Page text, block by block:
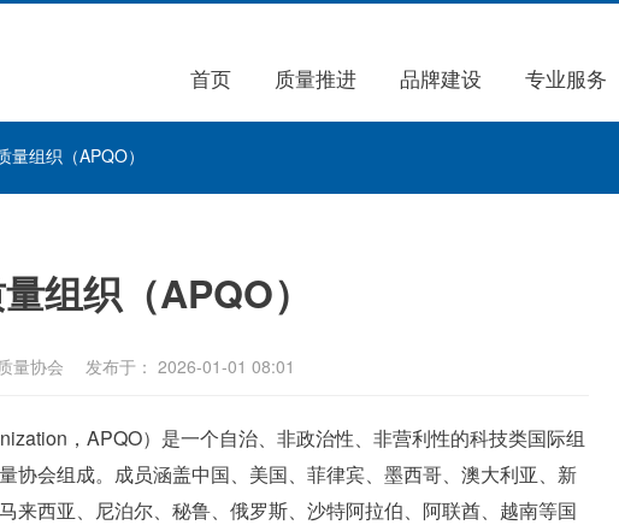
首页 质量推进 品牌建设 专业服务
量组织（APQO）
组织（APQO）
量协会 发布于： 2026-01-01 08:01
，APQO）是一个自治、非政治性、非营利性的科技类国际组
协会组成。成员涵盖中国、美国、菲律宾、墨西哥、澳大利亚、新
来西亚、尼泊尔、秘鲁、俄罗斯、沙特阿拉伯、阿联酋、越南等国